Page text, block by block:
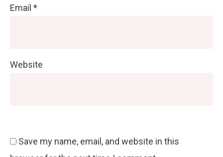
Email *
Website
Save my name, email, and website in this